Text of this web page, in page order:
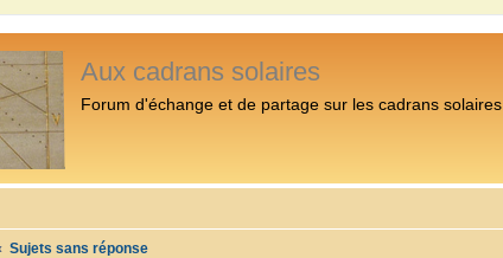
Aux cadrans solaires
Forum d'échange et de partage sur les cadrans solaires
Sujets sans réponse